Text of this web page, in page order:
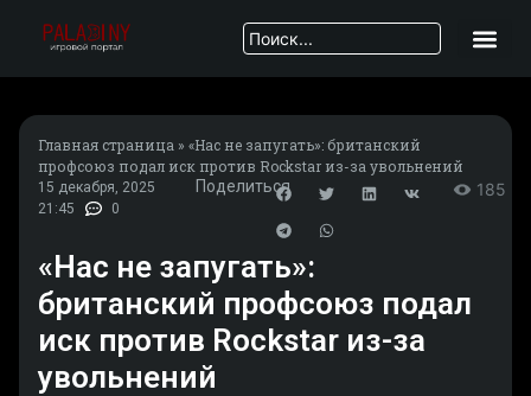
Главная страница » «Нас не запугать»: британский
профсоюз подал иск против Rockstar из-за увольнений
15 декабря, 2025
21:45
0
Поделиться 185
«Нас не запугать»:
британский профсоюз подал
иск против Rockstar из-за
увольнений